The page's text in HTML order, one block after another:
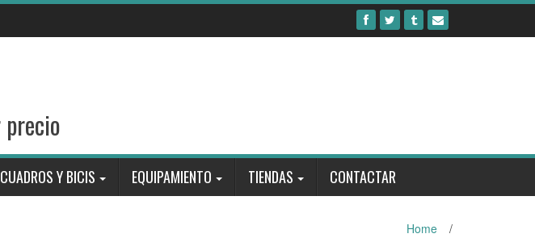
CUADROS Y BICIS EQUIPAMIENTO TIENDAS CONTACTAR
Home /